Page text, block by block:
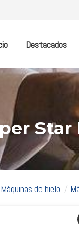
Destacados
Star
Máquinas de hielo